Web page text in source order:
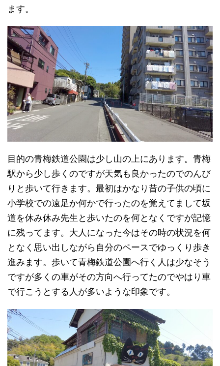
ます。
目的の青梅鉄道公園は少し山の上にあります。青梅
駅から少し歩くのですが天気も良かったのでのんび
りと歩いて行きます。最初はかなり昔の子供の頃に
小学校での遠足か何かで行ったのを覚えてまして坂
道を休み休み先生と歩いたのを何となくですが記憶
に残ってます。大人になった今はその時の状況を何
となく思い出しながら自分のペースでゆっくり歩き
進みます。歩いて青梅鉄道公園へ行く人は少なそう
ですが多くの車がその方向へ行ってたのでやはり車
で行こうとする人が多いような印象です。